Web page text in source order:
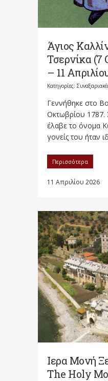
Άγιος
Τσερνίκα (7
– 11
Κατηγορίες:
Γεννήθηκε στο
Οκτωβρίου 1787.
έλαβε το όνομα
γονείς του ήταν
Περισσότερα
11 Απριλίου 2026
Ιερα Μονή
The Holy